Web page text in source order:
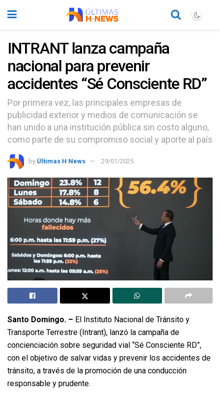
INTRANT lanza campaña
nacional para prevenir
accidentes “Sé Consciente RD”
Por primera vez, las principales empresas de
publicidad exterior y medios de comunicación se
han unido a una institución pública sin costo alguno,
como parte de su compromiso social y aporte al país
by Últimas H News 29/01/2025
Santo Domingo. – El Instituto Nacional de Tránsito y
Transporte Terrestre (Intrant), lanzó la campaña de
concienciación sobre seguridad vial “Sé Consciente RD”,
con el objetivo de salvar vidas y prevenir los accidentes de
tránsito, a través de la promoción de una conducción
responsable y prudente.